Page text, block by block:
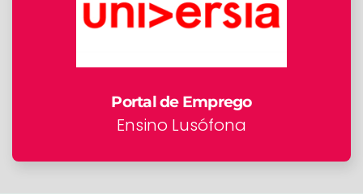
Portal de Emprego
Ensino Lusófona